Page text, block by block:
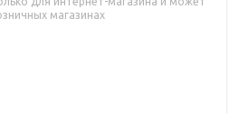
магазинах